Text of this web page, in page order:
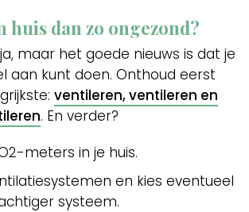
huis dan zo ongezond?
maar het goede nieuws is dat je
aan kunt doen. Onthoud eerst
ventileren, ventileren en
. En verder?
meters in je huis.
en kies eventueel
systeem.